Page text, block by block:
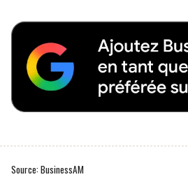
Source: BusinessAM